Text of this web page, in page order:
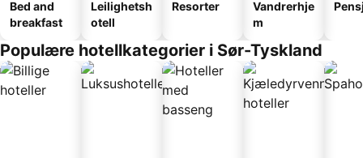
Bed and
breakfast
Leilighetsh
otell
Resorter
Vandrerhje
m
Populære hotellkategorier i Sør-Tyskland